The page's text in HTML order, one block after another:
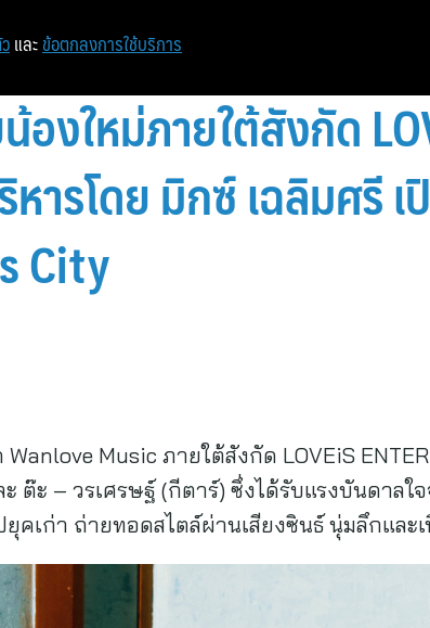
หน้าแรก ท่องเที่ยว
งใหม่ภายใต้สังกัด
หารโดย มิกซ์ เฉลิมศรี
City
Music ภายใต้สังกัด LOVEiS
ต๊ะ – วรเศรษฐ์ (กีตาร์) ซึ่งได้รับแรงบันดาลใ
คเก่า ถ่ายทอดสไตล์ผ่านเสียงซินธ์ นุ่มลึกและเ
และ ข้อตกลงการใช้บริการ